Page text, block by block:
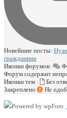
Новейшие посты:
гражданина
Иконки форумов:
Форум содержит
Иконки тем :
Без
Закреплено
Не